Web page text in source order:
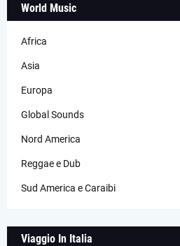
World Music
Africa
Asia
Europa
Global Sounds
Nord America
Reggae e Dub
Sud America e Caraibi
Viaggio In Italia